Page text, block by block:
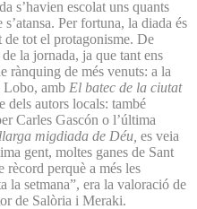
s’havien escolat uns quants
Per fortuna, la diada és
tot el protagonisme. De
la jornada, ja que tant ens
rànquing de més venuts: a la
Lobo, amb El batec de la ciutat
dels autors locals: també
Carles Gascón o l’última
migdiada de Déu, es veia
gent, moltes ganes de Sant
rècord perquè a més les
la setmana”, era la valoració de
de Salòria i Meraki.